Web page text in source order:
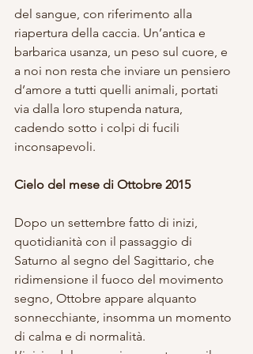
del sangue, con riferimento alla
riapertura della caccia. Un’antica e
barbarica usanza, un peso sul cuore, e
a noi non resta che inviare un pensiero
d’amore a tutti quelli animali, portati
via dalla loro stupenda natura,
cadendo sotto i colpi di fucili
inconsapevoli.
Cielo del mese di Ottobre 2015
Dopo un settembre fatto di inizi,
quotidianità con il passaggio di
Saturno al segno del Sagittario, che
ridimensione il fuoco del movimento
segno, Ottobre appare alquanto
sonnecchiante, insomma un momento
di calma e di normalità.